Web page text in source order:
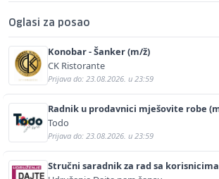
Oglasi za posao
Konobar - Šanker (m/ž)
CK Ristorante
Prijava do: 23.08.2026. u 23:59
Radnik u prodavnici mješovite robe
Todo
Prijava do: 23.08.2026. u 23:59
Stručni saradnik za rad sa